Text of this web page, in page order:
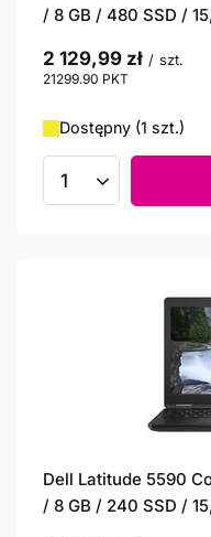
/ 8 GB / 480 SSD /
2 129,99 zł / szt.
21299.90 PKT
Dostępny (1 szt.)
Ilość produktów
Dell Latitude 5590
/ 8 GB / 240 SSD /